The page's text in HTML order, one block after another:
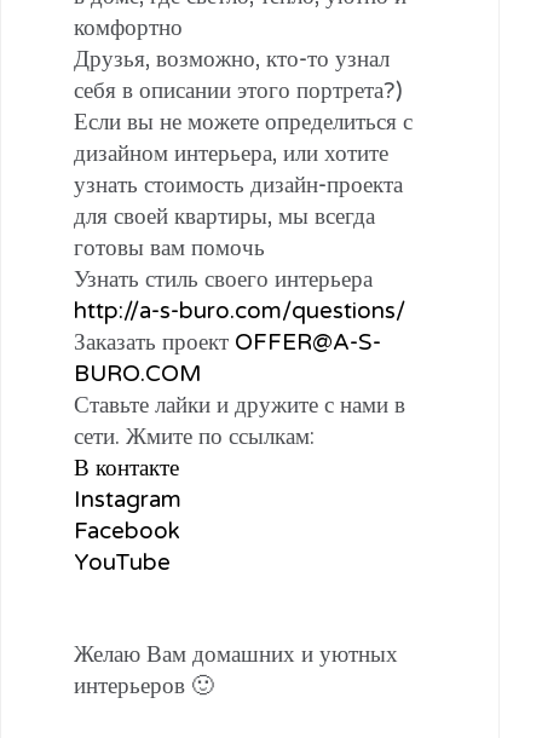
комфортно
Друзья, возможно, кто-то узнал
себя в описании этого портрета?)
Если вы не можете определиться с
дизайном интерьера, или хотите
узнать стоимость дизайн-проекта
для своей квартиры, мы всегда
готовы вам помочь
Узнать стиль своего интерьера
http://a-s-buro.com/questions/
Заказать проект OFFER@A-S-
BURO.COM
Ставьте лайки и дружите с нами в
сети. Жмите по ссылкам:
В контакте
Instagram
Facebook
YouTube
Желаю Вам домашних и уютных
интерьеров 🙂